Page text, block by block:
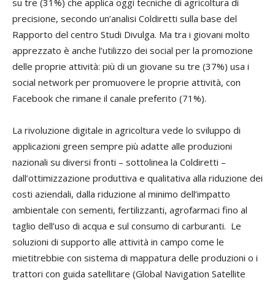
su tre (31%) che applica oggi tecniche di agricoltura di
precisione, secondo un’analisi Coldiretti sulla base del
Rapporto del centro Studi Divulga. Ma tra i giovani molto
apprezzato è anche l’utilizzo dei social per la promozione
delle proprie attività: più di un giovane su tre (37%) usa i
social network per promuovere le proprie attività, con
Facebook che rimane il canale preferito (71%).
La rivoluzione digitale in agricoltura vede lo sviluppo di
applicazioni green sempre più adatte alle produzioni
nazionali su diversi fronti – sottolinea la Coldiretti –
dall’ottimizzazione produttiva e qualitativa alla riduzione dei
costi aziendali, dalla riduzione al minimo dell’impatto
ambientale con sementi, fertilizzanti, agrofarmaci fino al
taglio dell’uso di acqua e sul consumo di carburanti. Le
soluzioni di supporto alle attività in campo come le
mietitrebbie con sistema di mappatura delle produzioni o i
trattori con guida satellitare (Global Navigation Satellite